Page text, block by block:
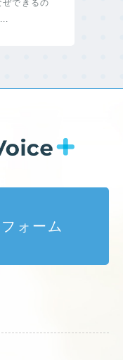
ぜできるの
ォーム